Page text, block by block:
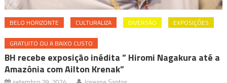
BELO HORIZONTE CULTURALIZA DIVERSÃO EXPOSIÇÕES
GRATUITO OU A BAIXO CUSTO
BH recebe exposição inédita ” Hiromi Nagakura até a
Amazônia com Ailton Krenak”